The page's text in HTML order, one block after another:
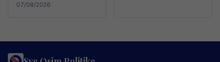
07/08/2026